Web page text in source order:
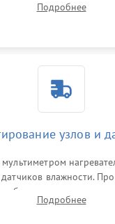
доступа к
Подробнее
узлов и
влажности.
обмоток мотора и
— диагностика
Подробнее